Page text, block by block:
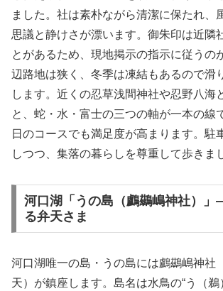
ました。社は素朴ながら清潔に保たれ、
思議と静けさが漂います。御朱印は近隣
とがあるため、現地掲示の指示に従うの
辺路地は狭く、冬季は凍結もあるので滑
します。近くの忍草浅間神社や忍野八海
と、蛇・水・富士の三つの軸が一本の線
日のコースでも満足度が高まります。駐
しつつ、集落の暮らしを尊重して歩きま
河口湖「うの島（鸕鷀嶋神社）
る弁天さま
河口湖唯一の島・うの島には鸕鷀嶋神社
天）が鎮座します。島名は水鳥の“う（鵜